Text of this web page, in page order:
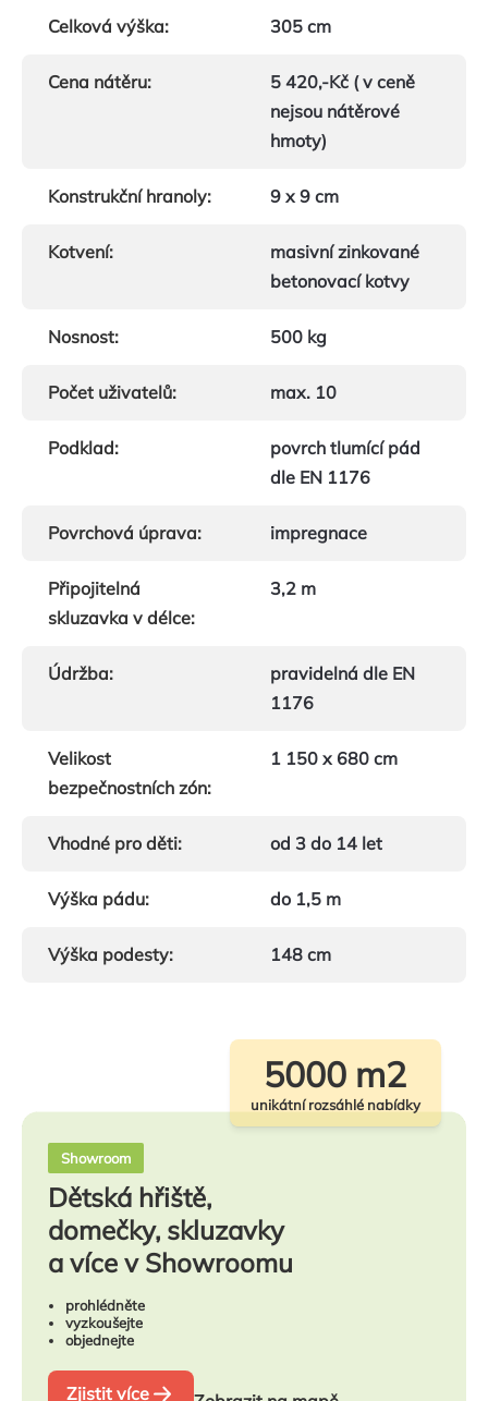
Celková výška: 305 cm
Cena nátěru:
5 420,-Kč ( v ceně
nejsou nátěrové
hmoty)
Konstrukční hranoly: 9 x 9 cm
Kotvení:
masivní zinkované
betonovací kotvy
Nosnost: 500 kg
Počet uživatelů: max. 10
Podklad:
povrch tlumící pád
dle EN 1176
Povrchová úprava: impregnace
Připojitelná
skluzavka v délce:
3,2 m
Údržba:
pravidelná dle EN
1176
Velikost
bezpečnostních zón:
1 150 x 680 cm
Vhodné pro děti: od 3 do 14 let
Výška pádu: do 1,5 m
Výška podesty: 148 cm
Showroom
Dětská hřiště,
domečky, skluzavky
a více v Showroomu
prohlédněte
vyzkoušejte
objednejte
Zjistit více
5000 m2
unikátní rozsáhlé nabídky